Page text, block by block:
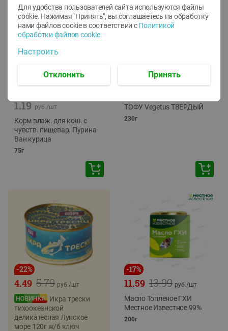
1.19 руб./шт
Корм влаж. для кош. с
чувств. пищевар. Пурина
Ван курица
75г
ТОФУ Vegetus ТВЕРДЫЙ
230г
-22%
5.79
4.49 руб./шт
Икра трески
тихоокеанской
деликатесная Лунское
море 120г ж/б ключ
-17%
13.99
11.59 руб./шт
Масло Топленое ГХИ
Местное Известное 99%
200г
Для удобства пользователей сайта используются файлы
cookie. Нажимая "Принять", вы соглашаетесь на обработку
нами файлов cookie в соответствии с Политикой
обработки файлов cookie
Настроить
Отклонить Принять